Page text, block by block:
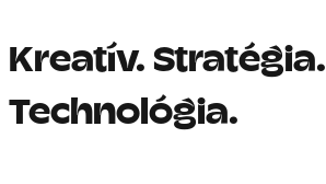
Kreatív. Stratégia.
Technológia.